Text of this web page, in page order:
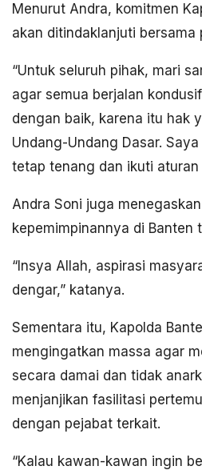
Menurut Andra, komitmen
akan ditindaklanjuti bersama
“Untuk seluruh pihak, mari
agar semua berjalan
dengan baik, karena itu hak
Undang-Undang Dasar.
tetap tenang dan ikuti aturan
Andra Soni juga
kepemimpinannya di Banten
“Insya Allah, aspirasi
dengar,” katanya.
Sementara itu, Kapolda
mengingatkan massa agar
secara damai dan tidak
menjanjikan fasilitasi
dengan pejabat terkait.
“Kalau kawan-kawan ingin